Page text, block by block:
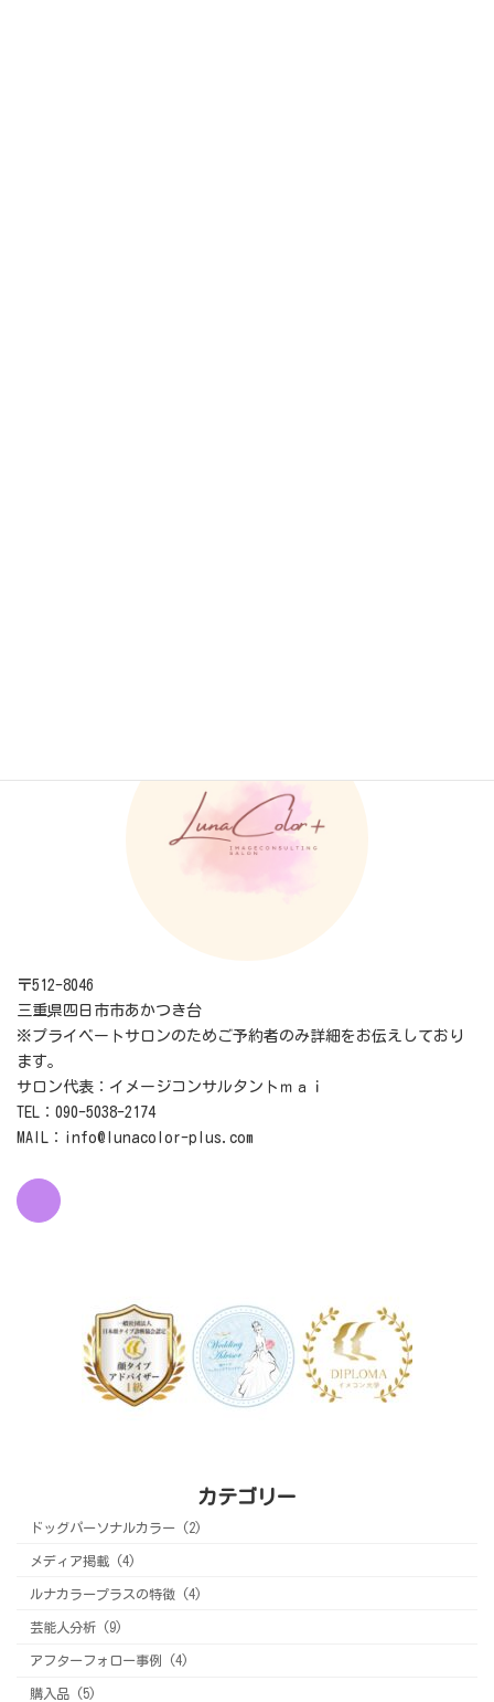
〒512-8046
三重県四日市市あかつき台
※プライベートサロンのためご予約者のみ詳細をお伝えしており
ます。
サロン代表：イメージコンサルタントｍａｉ
TEL：090-5038-2174
MAIL：info@lunacolor-plus.com
カテゴリー
ドッグパーソナルカラー (2)
メディア掲載 (4)
ルナカラープラスの特徴 (4)
芸能人分析 (9)
アフターフォロー事例 (4)
購入品 (5)